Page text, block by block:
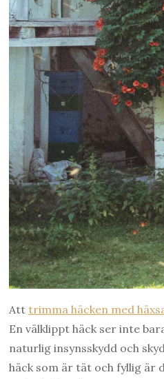
Att trimma häcken med
En välklippt häck ser inte
naturlig insynsskydd och
häck som är tät och fyllig